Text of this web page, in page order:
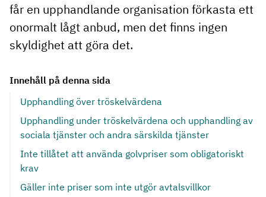
får en upphandlande organisation förkasta ett
onormalt lågt anbud, men det finns ingen
skyldighet att göra det.
Innehåll på denna sida
Upphandling över tröskelvärdena
Upphandling under tröskelvärdena och upphandling av
sociala tjänster och andra särskilda tjänster
Inte tillåtet att använda golvpriser som obligatoriskt
krav
Gäller inte priser som inte utgör avtalsvillkor